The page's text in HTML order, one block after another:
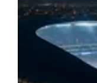
china, al cual
formar figuras
calabazas, las
referentes a la
pegan varios